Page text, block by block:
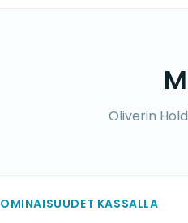
Oliverin
OMINAISUUDET KASSALLA